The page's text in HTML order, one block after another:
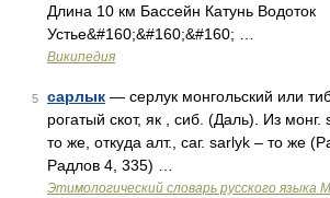
Длина 10 км Бассейн Катунь Водоток
Устье&#160;&#160;&#160; …
Википедия
5 сарлык — серлук монгольский или
рогатый скот, як , сиб. (Даль). Из
то же, откуда алт., саг. sarlyk – то же
Радлов 4, 335) …
Этимологический словарь русского языка